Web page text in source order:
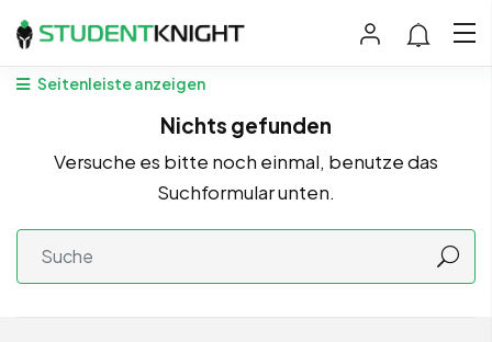
Seitenleiste anzeigen
Nichts gefunden
Versuche es bitte noch einmal, benutze das
Suchformular unten.